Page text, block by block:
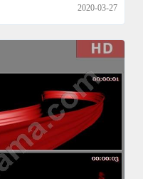
2020-03-27